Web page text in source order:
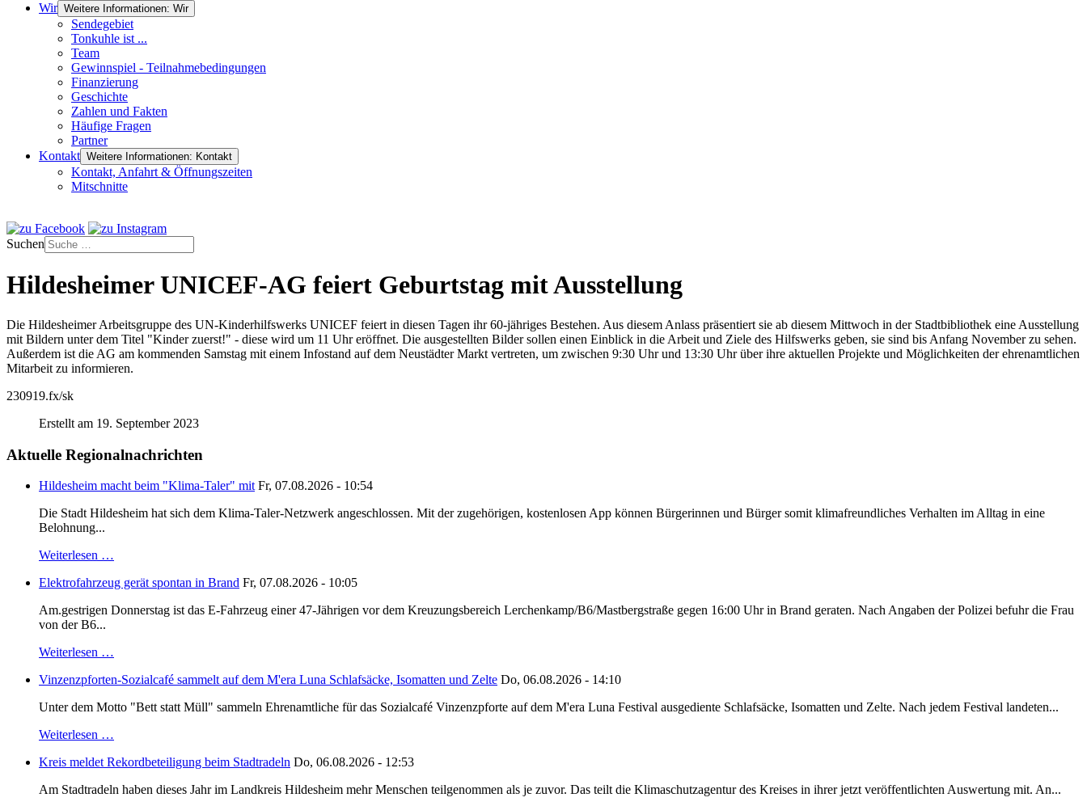
Wir Weitere Informationen: Wir
Sendegebiet
Tonkuhle ist ...
Team
Gewinnspiel - Teilnahmebedingungen
Finanzierung
Geschichte
Zahlen und Fakten
Häufige Fragen
Partner
Kontakt Weitere Informationen: Kontakt
Kontakt, Anfahrt & Öffnungszeiten
Mitschnitte
Suchen
Hildesheimer UNICEF-AG feiert Geburtstag mit Ausstellung
Die Hildesheimer Arbeitsgruppe des UN-Kinderhilfswerks UNICEF feiert in diesen Tagen ihr 60-jähriges Bestehen. Aus diesem Anlass präsentiert sie ab diesem Mittwoch in der Stadtbibliothek eine Ausstellung
mit Bildern unter dem Titel "Kinder zuerst!" - diese wird um 11 Uhr eröffnet. Die ausgestellten Bilder sollen einen Einblick in die Arbeit und Ziele des Hilfswerks geben, sie sind bis Anfang November zu sehen.
Außerdem ist die AG am kommenden Samstag mit einem Infostand auf dem Neustädter Markt vertreten, um zwischen 9:30 Uhr und 13:30 Uhr über ihre aktuellen Projekte und Möglichkeiten der ehrenamtlichen
Mitarbeit zu informieren.
230919.fx/sk
Erstellt am 19. September 2023
Aktuelle Regionalnachrichten
Hildesheim macht beim "Klima-Taler" mit Fr, 07.08.2026 - 10:54
Die Stadt Hildesheim hat sich dem Klima-Taler-Netzwerk angeschlossen. Mit der zugehörigen, kostenlosen App können Bürgerinnen und Bürger somit klimafreundliches Verhalten im Alltag in eine
Belohnung...
Weiterlesen …
Elektrofahrzeug gerät spontan in Brand Fr, 07.08.2026 - 10:05
Am.gestrigen Donnerstag ist das E-Fahrzeug einer 47-Jährigen vor dem Kreuzungsbereich Lerchenkamp/B6/Mastbergstraße gegen 16:00 Uhr in Brand geraten. Nach Angaben der Polizei befuhr die Frau
von der B6...
Weiterlesen …
Vinzenzpforten-Sozialcafé sammelt auf dem M'era Luna Schlafsäcke, Isomatten und Zelte Do, 06.08.2026 - 14:10
Unter dem Motto "Bett statt Müll" sammeln Ehrenamtliche für das Sozialcafé Vinzenzpforte auf dem M'era Luna Festival ausgediente Schlafsäcke, Isomatten und Zelte. Nach jedem Festival landeten...
Weiterlesen …
Kreis meldet Rekordbeteiligung beim Stadtradeln Do, 06.08.2026 - 12:53
Am Stadtradeln haben dieses Jahr im Landkreis Hildesheim mehr Menschen teilgenommen als je zuvor. Das teilt die Klimaschutzagentur des Kreises in ihrer jetzt veröffentlichten Auswertung mit. An...